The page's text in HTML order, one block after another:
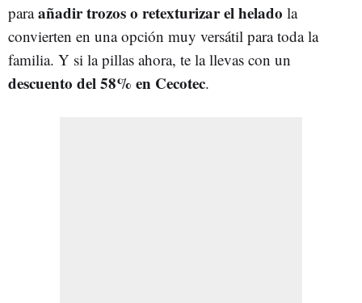
paraañadir trozos o retexturizar el helado la
convierten en una opción muy versátil para toda la
familia. Y si la pillas ahora, te la llevas con un
descuento del 58% en Cecotec.